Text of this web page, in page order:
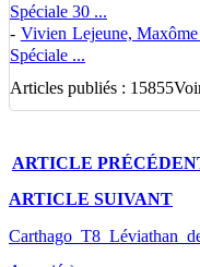
Spéciale 30 ...
- Vivien Lejeune,
Spéciale ...
Articles publiés : 15855
ARTICLE
ARTICLE SUIVANT
Carthago T8 Léviathan